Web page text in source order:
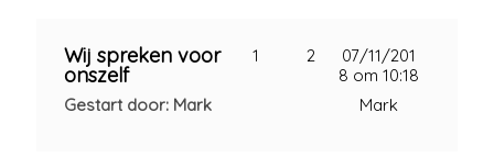
Wij spreken voor
onszelf
Gestart door: Mark
1 2
07/11/201
8 om 10:18
Mark